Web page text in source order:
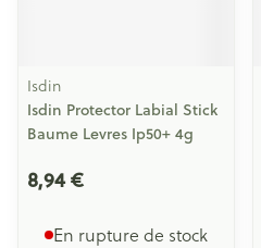
Isdin
Isdin Protector Labial Stick
Baume Levres Ip50+ 4g
8,94 €
En rupture de stock